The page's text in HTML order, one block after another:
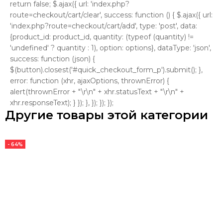
return false; $.ajax({ url: 'index.php?
route=checkout/cart/clear', success: function () { $.ajax({ url:
'index.php?route=checkout/cart/add', type: 'post', data:
{product_id: product_id, quantity: (typeof (quantity) !=
'undefined' ? quantity : 1), option: options}, dataType: 'json',
success: function (json) {
$(button).closest('#quick_checkout_form_p').submit(); },
error: function (xhr, ajaxOptions, thrownError) {
alert(thrownError + "\r\n" + xhr.statusText + "\r\n" +
xhr.responseText); } }); }, }); }); });
Другие товары этой категории
- 64%